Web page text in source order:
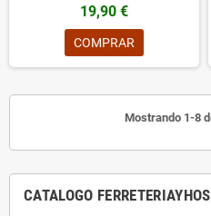
CATALOGO
19,90 €
COMPRAR
Mostrando 1-8